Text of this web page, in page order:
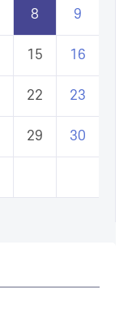
8 9
15 16
22 23
29 30